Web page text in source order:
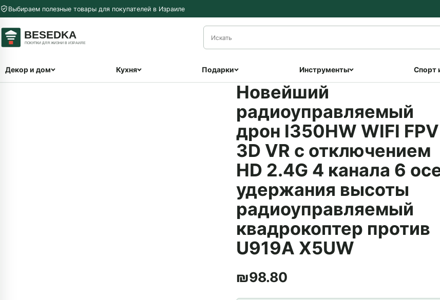
Перейти к содержимому
Выбираем полезные товары для покупателей в Израиле
Декор и дом Кухня Подарки Инструменты Спорт
Новейший
радиоуправляемый
дрон I350HW WIFI FPV
3D VR с отключением
HD 2.4G 4 канала 6
удержания высоты
радиоуправляемый
квадрокоптер против
U919A X5UW
₪98.80